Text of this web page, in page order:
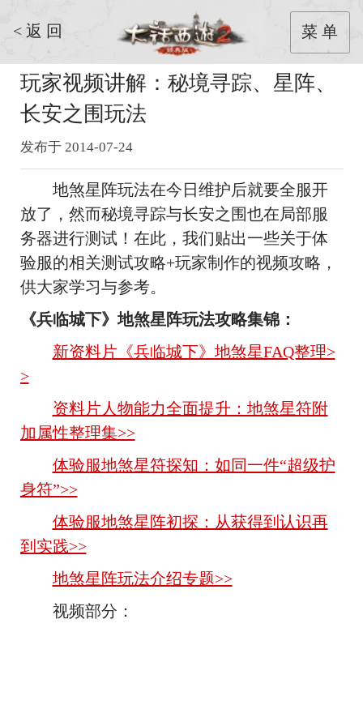
< 返 回 菜 单
玩家视频讲解：秘境寻踪、星阵、
长安之围玩法
发布于 2014-07-24
地煞星阵玩法在今日维护后就要全服开
放了，然而秘境寻踪与长安之围也在局部服
务器进行测试！在此，我们贴出一些关于体
验服的相关测试攻略+玩家制作的视频攻略，
供大家学习与参考。
《兵临城下》地煞星阵玩法攻略集锦：
新资料片《兵临城下》地煞星FAQ整理>
>
资料片人物能力全面提升：地煞星符附
加属性整理集>>
体验服地煞星符探知：如同一件“超级护
身符”>>
体验服地煞星阵初探：从获得到认识再
到实践>>
地煞星阵玩法介绍专题>>
视频部分：